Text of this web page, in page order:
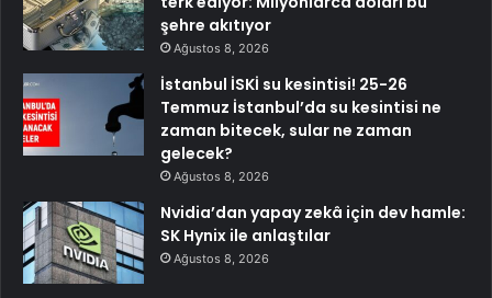
şehre akıtıyor
Ağustos 8, 2026
İstanbul İSKİ su kesintisi! 25-26
Temmuz İstanbul’da su kesintisi ne
zaman bitecek, sular ne zaman
gelecek?
Ağustos 8, 2026
Nvidia’dan yapay zekâ için dev hamle:
SK Hynix ile anlaştılar
Ağustos 8, 2026